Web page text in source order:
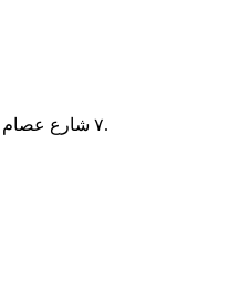
٧ شارع عصام الدالي - أمام مجلس الدولة - الدقي.